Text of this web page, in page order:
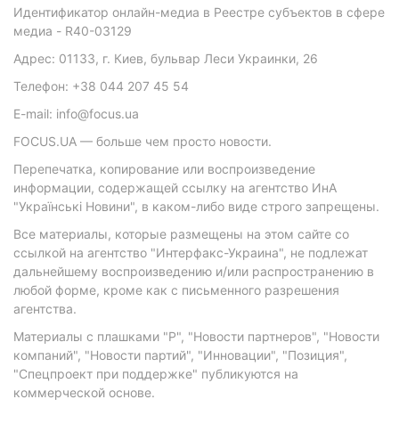
Идентификатор онлайн-медиа в Реестре субъектов в сфере
медиа - R40-03129
Адрес: 01133, г. Киев, бульвар Леси Украинки, 26
Телефон: +38 044 207 45 54
E-mail: info@focus.ua
FOCUS.UA — больше чем просто новости.
Перепечатка, копирование или воспроизведение
информации, содержащей ссылку на агентство ИнА
"Українські Новини", в каком-либо виде строго запрещены.
Все материалы, которые размещены на этом сайте со
ссылкой на агентство "Интерфакс-Украина", не подлежат
дальнейшему воспроизведению и/или распространению в
любой форме, кроме как с письменного разрешения
агентства.
Материалы с плашками "Р", "Новости партнеров", "Новости
компаний", "Новости партий", "Инновации", "Позиция",
"Спецпроект при поддержке" публикуются на
коммерческой основе.